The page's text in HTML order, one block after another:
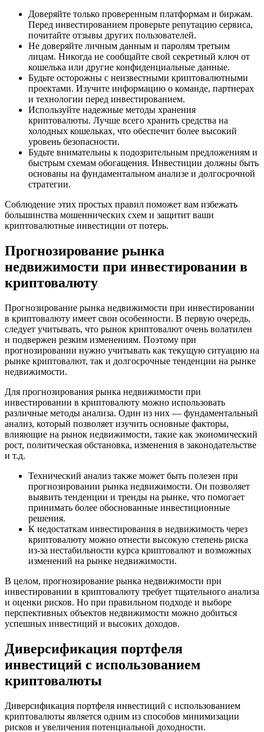
Доверяйте только проверенным платформам и биржам.
Перед инвестированием проверьте репутацию сервиса,
почитайте отзывы других пользователей.
Не доверяйте личным данным и паролям третьим
лицам. Никогда не сообщайте свой секретный ключ от
кошелька или другие конфиденциальные данные.
Будьте осторожны с неизвестными криптовалютными
проектами. Изучите информацию о команде, партнерах
и технологии перед инвестированием.
Используйте надежные методы хранения
криптовалюты. Лучше всего хранить средства на
холодных кошельках, что обеспечит более высокий
уровень безопасности.
Будьте внимательны к подозрительным предложениям и
быстрым схемам обогащения. Инвестиции должны быть
основаны на фундаментальном анализе и долгосрочной
стратегии.
Соблюдение этих простых правил поможет вам избежать
большинства мошеннических схем и защитит ваши
криптовалютные инвестиции от потерь.
Прогнозирование рынка
недвижимости при инвестировании в
криптовалюту
Прогнозирование рынка недвижимости при инвестировании
в криптовалюту имеет свои особенности. В первую очередь,
следует учитывать, что рынок криптовалют очень волатилен
и подвержен резким изменениям. Поэтому при
прогнозировании нужно учитывать как текущую ситуацию на
рынке криптовалют, так и долгосрочные тенденции на рынке
недвижимости.
Для прогнозирования рынка недвижимости при
инвестировании в криптовалюту можно использовать
различные методы анализа. Один из них — фундаментальный
анализ, который позволяет изучить основные факторы,
влияющие на рынок недвижимости, такие как экономический
рост, политическая обстановка, изменения в законодательстве
и т.д.
Технический анализ также может быть полезен при
прогнозировании рынка недвижимости. Он позволяет
выявить тенденции и тренды на рынке, что помогает
принимать более обоснованные инвестиционные
решения.
К недостаткам инвестирования в недвижимость через
криптовалюту можно отнести высокую степень риска
из-за нестабильности курса криптовалют и возможных
изменений на рынке недвижимости.
В целом, прогнозирование рынка недвижимости при
инвестировании в криптовалюту требует тщательного анализа
и оценки рисков. Но при правильном подходе и выборе
перспективных объектов недвижимости можно добиться
успешных инвестиций и высоких доходов.
Диверсификация портфеля
инвестиций с использованием
криптовалюты
Диверсификация портфеля инвестиций с использованием
криптовалюты является одним из способов минимизации
рисков и увеличения потенциальной доходности.